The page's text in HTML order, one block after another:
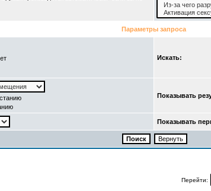
Параметры запроса
Искать:
Показывать
Показывать
Перейти: